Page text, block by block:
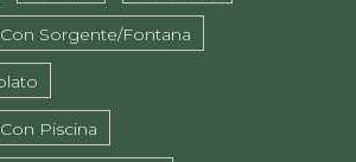
Sorgente/fontana
Piscina